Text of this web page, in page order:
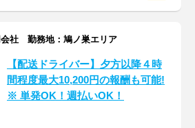
会社 勤務地：鳩ノ巣エリア
【配送ドライバー】夕方以降４時
間程度最大10,200円の報酬も可能!
※ 単発OK！週払いOK！